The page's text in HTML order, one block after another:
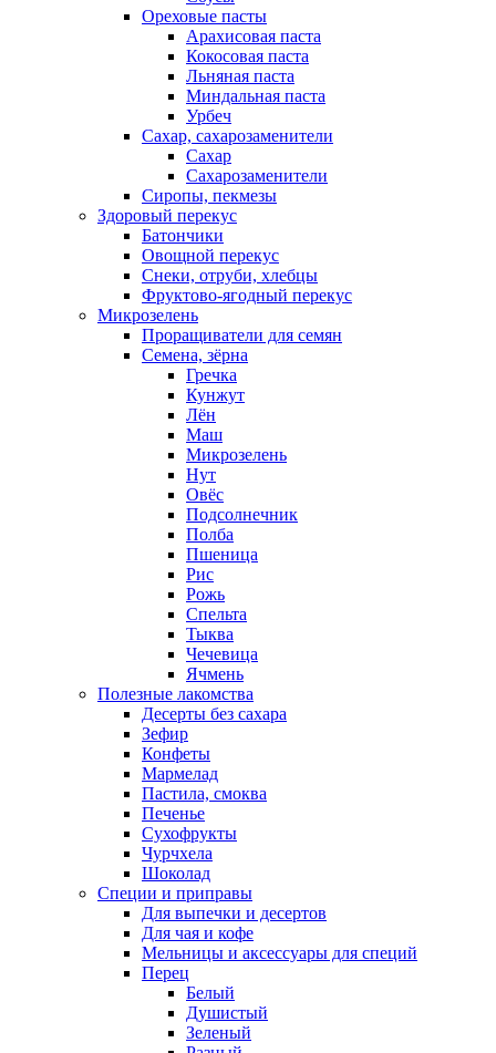
Ореховые пасты
Арахисовая паста
Кокосовая паста
Льняная паста
Миндальная паста
Урбеч
Сахар, сахарозаменители
Сахар
Сахарозаменители
Сиропы, пекмезы
Здоровый перекус
Батончики
Овощной перекус
Снеки, отруби, хлебцы
Фруктово-ягодный перекус
Микрозелень
Проращиватели для семян
Семена, зёрна
Гречка
Кунжут
Лён
Маш
Микрозелень
Нут
Овёс
Подсолнечник
Полба
Пшеница
Рис
Рожь
Спельта
Тыква
Чечевица
Ячмень
Полезные лакомства
Десерты без сахара
Зефир
Конфеты
Мармелад
Пастила, смоква
Печенье
Сухофрукты
Чурчхела
Шоколад
Специи и приправы
Для выпечки и десертов
Для чая и кофе
Мельницы и аксессуары для специй
Перец
Белый
Душистый
Зеленый